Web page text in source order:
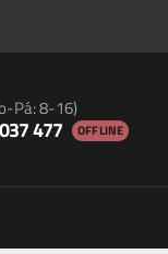
Pá: 8-16)
477 OFFLINE